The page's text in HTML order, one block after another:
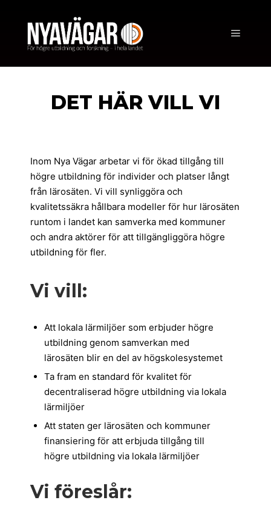
DET HÄR VILL VI
Inom Nya Vägar arbetar vi för ökad tillgång till
högre utbildning för individer och platser långt
från lärosäten. Vi vill synliggöra och
kvalitetssäkra hållbara modeller för hur lärosäten
runtom i landet kan samverka med kommuner
och andra aktörer för att tillgängliggöra högre
utbildning för fler.
Vi vill:
Att lokala lärmiljöer som erbjuder högre
utbildning genom samverkan med
lärosäten blir en del av högskolesystemet
Ta fram en standard för kvalitet för
decentraliserad högre utbildning via lokala
lärmiljöer
Att staten ger lärosäten och kommuner
finansiering för att erbjuda tillgång till
högre utbildning via lokala lärmiljöer
Vi föreslår: